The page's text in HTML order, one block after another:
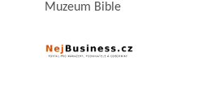
Muzeum Bible